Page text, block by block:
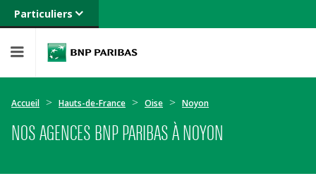
Particuliers
Banque privée
Entreprises
Accueil Hauts-de-France Oise Noyon
NOS AGENCES BNP PARIBAS À NOYON